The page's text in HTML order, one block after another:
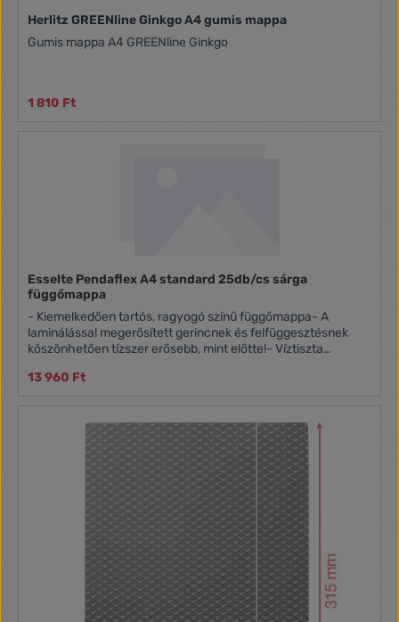
Herlitz GREENline Ginkgo A4 gumis mappa
Gumis mappa A4 GREENline Ginkgo
1 810 Ft
Esselte Pendaflex A4 standard 25db/cs sárga
függőmappa
- Kiemelkedően tartós, ragyogó színű függőmappa- A
laminálással megerősített gerincnek és felfüggesztésnek
köszönhetően tízszer erősebb, mint előtte!- Víztiszta
ban újrahasznosított kartonból- Blue Angel minősített-
Kiszerelés: 25 db/csomag, sárga
13 960 Ft